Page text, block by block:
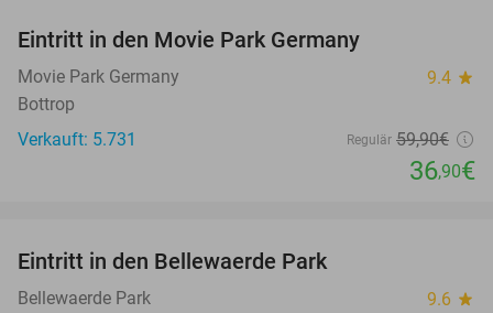
Eintritt in den Movie Park Germany
Movie Park Germany 9.4 star
Bottrop
Verkauft: 5.731
Regulär 59,90€
36,90€
Eintritt in den Bellewaerde Park
Bellewaerde Park 9.6 star